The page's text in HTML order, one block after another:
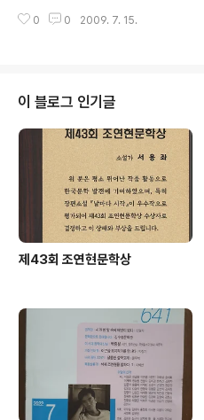
실에서 - 성빈은 잠들고!
0 0 2009. 7. 15.
이 블로그 인기글
제43회 조연현문학상